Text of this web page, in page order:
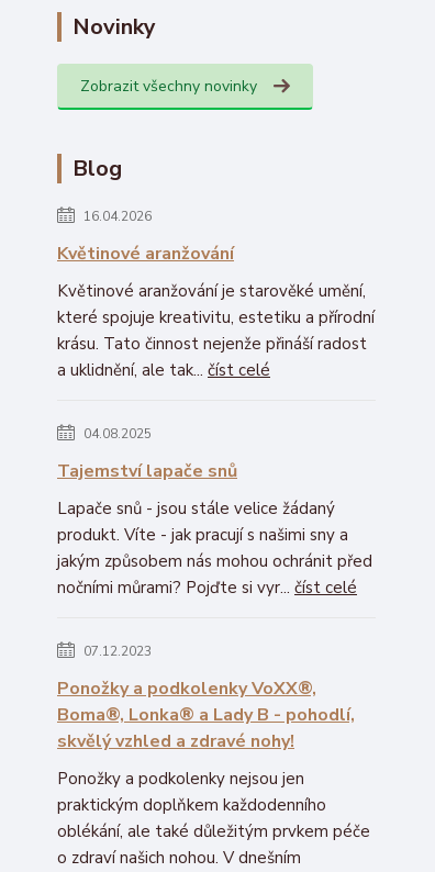
Novinky
Zobrazit všechny novinky
Blog
16.04.2026
Květinové aranžování
Květinové aranžování je starověké umění,
které spojuje kreativitu, estetiku a přírodní
krásu. Tato činnost nejenže přináší radost
a uklidnění, ale tak... číst celé
04.08.2025
Tajemství lapače snů
Lapače snů - jsou stále velice žádaný
produkt. Víte - jak pracují s našimi sny a
jakým způsobem nás mohou ochránit před
nočními můrami? Pojďte si vyr... číst celé
07.12.2023
Ponožky a podkolenky VoXX®,
Boma®, Lonka® a Lady B - pohodlí,
skvělý vzhled a zdravé nohy!
Ponožky a podkolenky nejsou jen
praktickým doplňkem každodenního
oblékání, ale také důležitým prvkem péče
o zdraví našich nohou. V dnešním